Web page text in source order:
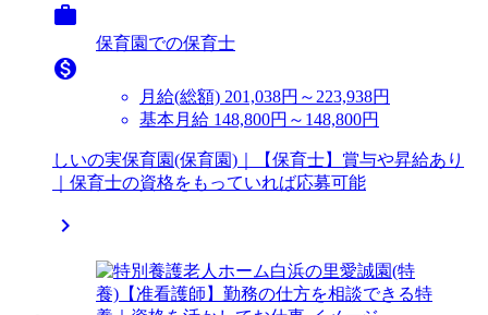

保育園での保育士

月給(総額) 201,038円～223,938円
基本月給 148,800円～148,800円
しいの実保育園(保育園)｜【保育士】賞与や昇給あり
｜保育士の資格をもっていれば応募可能
